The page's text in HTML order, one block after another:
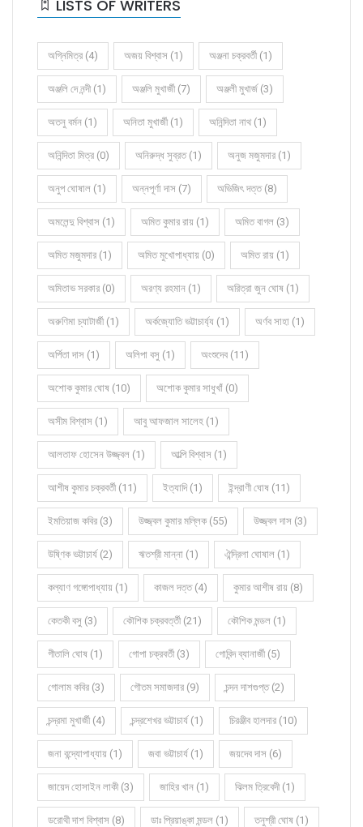
LISTS OF WRITERS
অগ্নিমিত্র (4) অজয় বিশ্বাস (1) অঞ্জনা চক্রবর্তী (1)
অঞ্জলি দে নন্দী (1) অঞ্জলি মুখার্জী (7) অঞ্জলী মুখার্জ (3)
অতনু বর্মন (1) অনিতা মুখার্জী (1) অনিন্দিতা নাথ (1)
অনিন্দিতা মিত্র (0) অনিরুদ্ধ সুব্রত (1) অনুজ মজুমদার (1)
অনুপ ঘোষাল (1) অন্নপূর্ণা দাস (7) অভিজিৎ দত্ত (8)
অমলেন্দু বিশ্বাস (1) অমিত কুমার রায় (1) অমিত বাগল (3)
অমিত মজুমদার (1) অমিত মুখোপাধ্যায় (0) অমিত রায় (1)
অমিতাভ সরকার (0) অরণ্য রহমান (1) অরিত্রা জুন ঘোষ (1)
অরুণিমা চ্যাটার্জী (1) অর্কজ্যোতি ভট্টাচার্য্য (1) অর্ণব সাহা (1)
অর্পিতা দাস (1) অলিপা বসু (1) অংশুদেব (11)
অশোক কুমার ঘোষ (10) অশোক কুমার সাধুখাঁ (0)
অসীম বিশ্বাস (1) আবু আফজাল সালেহ (1)
আলতাফ হোসেন উজ্জ্বল (1) আল্পি বিশ্বাস (1)
আশীষ কুমার চক্রবর্তী (11) ইত্যাদি (1) ইন্দ্রাণী ঘোষ (11)
ইমতিয়াজ কবির (3) উজ্জ্বল কুমার মল্লিক (55) উজ্জ্বল দাস (3)
উষ্ণিক ভট্টাচার্য (2) ঋতশ্রী মান্না (1) ঐন্দ্রিলা ঘোষাল (1)
কল্যাণ গঙ্গোপাধ্যায় (1) কাজল দত্ত (4) কুমার আশীষ রায় (8)
কেতকী বসু (3) কৌশিক চক্রবর্ত্তী (21) কৌশিক মন্ডল (1)
গীতালি ঘোষ (1) গোপা চক্রবর্তী (3) গোবিন্দ ব্যানার্জী (5)
গোলাম কবির (3) গৌতম সমাজদার (9) চন্দন দাশগুপ্ত (2)
চন্দ্রমা মুখার্জী (4) চন্দ্রশেখর ভট্টাচার্য (1) চিরঞ্জীব হালদার (10)
জনা বন্দ্যোপাধ্যায় (1) জবা ভট্টাচার্য (1) জয়দেব দাস (6)
জায়েদ হোসাইন লাকী (3) জাহির খান (1) ঝিলম ত্রিবেদী (1)
ডরোথী দাশ বিশ্বাস (8) ডাঃ প্রিয়াঙ্কা মন্ডল (1) তনুশ্রী ঘোষ (1)